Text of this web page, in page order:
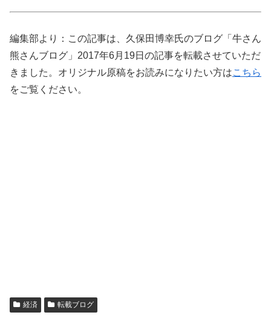
編集部より：この記事は、久保田博幸氏のブログ「牛さん
熊さんブログ」2017年6月19日の記事を転載させていただ
きました。オリジナル原稿をお読みになりたい方はこちら
をご覧ください。
経済 転載ブログ